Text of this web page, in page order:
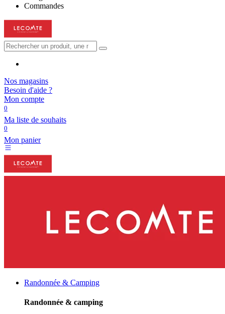
Commandes
Nos magasins
Besoin d'aide ?
Mon compte
0
Ma liste de souhaits
0
Mon panier
Randonnée & Camping
Randonnée & camping